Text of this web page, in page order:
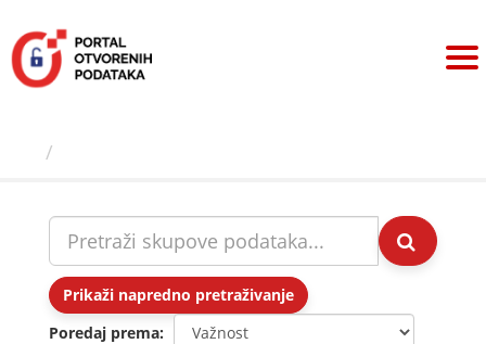
sadržaj
Prikaži napredno pretraživanje
Poredaj prema